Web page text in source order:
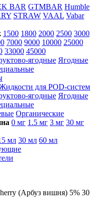
BAR GTMBAR Humble
STRAW VAAL Vabar
1500 1800 2000 2500 3000
7000 9000 10000 25000
33000 45000
ягодные Ягодные
для POD-систем
ягодные Ягодные
Органические
0 мг 1.5 мг 3 мг 30 мг
мл 30 мл 60 мл
(Арбуз вишня) 5% 30